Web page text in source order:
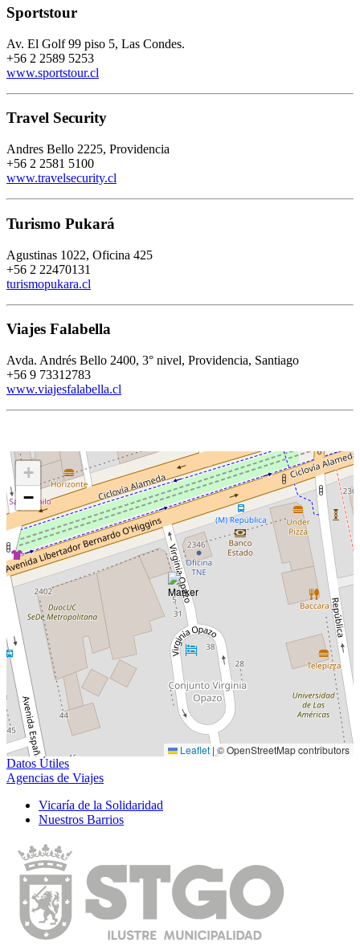
Sportstour
Av. El Golf 99 piso 5, Las Condes.
+56 2 2589 5253 ​
www.sportstour.cl
Travel Security
Andres Bello 2225, Providencia
+56 2 2581 5100
www.travelsecurity.cl
Turismo Pukará
Agustinas 1022, Oficina 425
+56 2 22470131
turismopukara.cl
Viajes Falabella
Avda. Andrés Bello 2400, 3° nivel, Providencia, Santiago
+56 9 73312783
www.viajesfalabella.cl
+
−
Leaflet | © OpenStreetMap contributors
Datos Útiles
Agencias de Viajes
Vicarí­a de la Solidaridad
Nuestros Barrios